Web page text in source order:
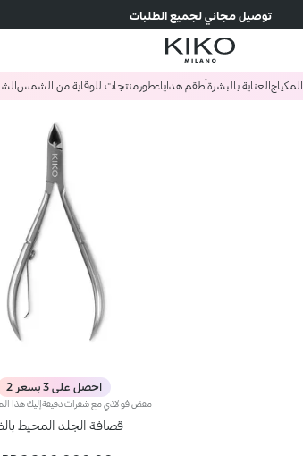
توصيل مجاني لجميع الطلبات
المكياجالعناية بالبشرةأطقم هداياعطورمنتجات للوقاية من الشمس
احصل على 3 بسعر 2
قصافة الجلد المحيط